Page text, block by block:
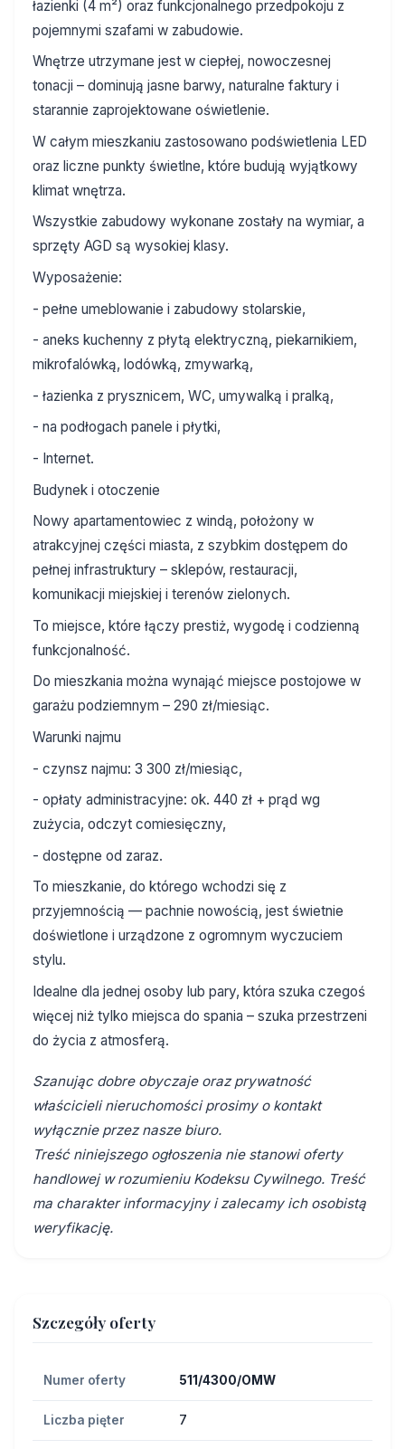
łazienki (4 m²) oraz funkcjonalnego przedpokoju z
pojemnymi szafami w zabudowie.
Wnętrze utrzymane jest w ciepłej, nowoczesnej
tonacji – dominują jasne barwy, naturalne faktury i
starannie zaprojektowane oświetlenie.
W całym mieszkaniu zastosowano podświetlenia LED
oraz liczne punkty świetlne, które budują wyjątkowy
klimat wnętrza.
Wszystkie zabudowy wykonane zostały na wymiar, a
sprzęty AGD są wysokiej klasy.
Wyposażenie:
- pełne umeblowanie i zabudowy stolarskie,
- aneks kuchenny z płytą elektryczną, piekarnikiem,
mikrofalówką, lodówką, zmywarką,
- łazienka z prysznicem, WC, umywalką i pralką,
- na podłogach panele i płytki,
- Internet.
Budynek i otoczenie
Nowy apartamentowiec z windą, położony w
atrakcyjnej części miasta, z szybkim dostępem do
pełnej infrastruktury – sklepów, restauracji,
komunikacji miejskiej i terenów zielonych.
To miejsce, które łączy prestiż, wygodę i codzienną
funkcjonalność.
Do mieszkania można wynająć miejsce postojowe w
garażu podziemnym – 290 zł/miesiąc.
Warunki najmu
- czynsz najmu: 3 300 zł/miesiąc,
- opłaty administracyjne: ok. 440 zł + prąd wg
zużycia, odczyt comiesięczny,
- dostępne od zaraz.
To mieszkanie, do którego wchodzi się z
przyjemnością — pachnie nowością, jest świetnie
doświetlone i urządzone z ogromnym wyczuciem
stylu.
Idealne dla jednej osoby lub pary, która szuka czegoś
więcej niż tylko miejsca do spania – szuka przestrzeni
do życia z atmosferą.
Szanując dobre obyczaje oraz prywatność
właścicieli nieruchomości prosimy o kontakt
wyłącznie przez nasze biuro.
Treść niniejszego ogłoszenia nie stanowi oferty
handlowej w rozumieniu Kodeksu Cywilnego. Treść
ma charakter informacyjny i zalecamy ich osobistą
weryfikację.
Szczegóły oferty
Numer oferty 511/4300/OMW
Liczba pięter 7